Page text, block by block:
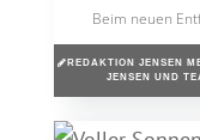
Beim neuen
REDAKTION JENSEN
JENSEN UND